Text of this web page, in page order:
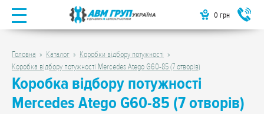
0 грн
Головна Каталог
Коробки відбору потужності
Коробка відбору потужності Mercedes Atego G60-85 (7 отворів)
Коробка відбору потужності
Mercedes Atego G60-85 (7 отворів)